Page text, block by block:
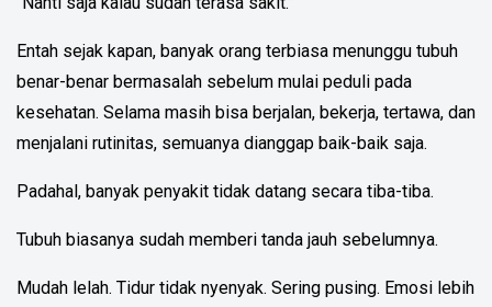
Entah sejak kapan, banyak orang terbiasa menunggu tubuh
benar-benar bermasalah sebelum mulai peduli pada
kesehatan. Selama masih bisa berjalan, bekerja, tertawa, dan
menjalani rutinitas, semuanya dianggap baik-baik saja.
Padahal, banyak penyakit tidak datang secara tiba-tiba.
Tubuh biasanya sudah memberi tanda jauh sebelumnya.
Mudah lelah. Tidur tidak nyenyak. Sering pusing. Emosi lebih